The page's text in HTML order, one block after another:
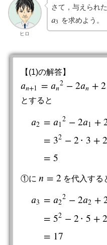
ヒロ
さて，与えられ
𝑎3
a3 を求めよう。
【(1)の解答】
𝑎𝑛+1 = 𝑎𝑛2 −2𝑎𝑛 +2
an+1 =a n2−2 an +2 ⋯⋯①
とすると
𝑎2 = 𝑎1
2 −2𝑎1 +
= 32 −2 ∙ 3 +2
= 5
2− 2a1+2= 3 2− 2∙3+
①に 𝑛 = 2
n =2 を代入する
𝑎3 = 𝑎2
2 −2𝑎2 +
= 52 −2 ∙ 5 +2
= 17
2− 2a2+2= 5 2− 2∙5+